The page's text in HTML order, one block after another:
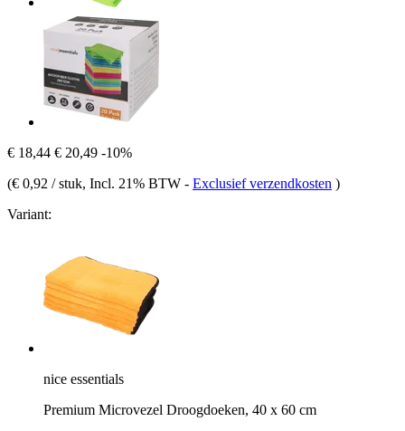
€ 18,44 € 20,49 -10%
(€ 0,92 / stuk, Incl. 21% BTW - Exclusief verzendkosten )
Variant:
nice essentials
Premium Microvezel Droogdoeken, 40 x 60 cm